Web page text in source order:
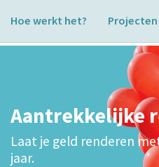
Hoe werkt het? Projecten
Aantrekkelijke
Laat je geld renderen
jaar.